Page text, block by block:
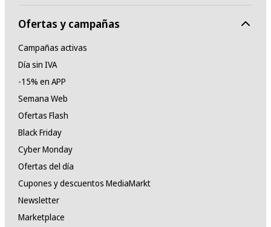
Ofertas y campañas
Campañas activas
Día sin IVA
-15% en APP
Semana Web
Ofertas Flash
Black Friday
Cyber Monday
Ofertas del día
Cupones y descuentos MediaMarkt
Newsletter
Marketplace